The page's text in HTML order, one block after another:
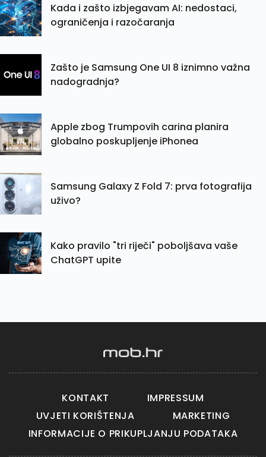
Kada i zašto izbjegavam AI: nedostaci,
ograničenja i razočaranja
Zašto je Samsung One UI 8 iznimno važna
nadogradnja?
Apple zbog Trumpovih carina planira
globalno poskupljenje iPhonea
Samsung Galaxy Z Fold 7: prva fotografija
uživo?
Kako pravilo "tri riječi" poboljšava vaše
ChatGPT upite
KONTAKT
IMPRESSUM
UVJETI KORIŠTENJA
MARKETING
INFORMACIJE O PRIKUPLJANJU PODATAKA